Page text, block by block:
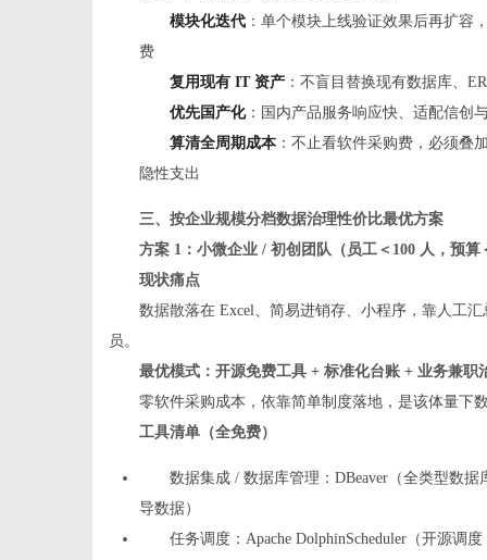
模块化迭代 ：单个模块上线验证效果后再扩容
费
复用现有 IT 资产 ：不盲目替换现有数据库、
优先国产化：国内产品服务响应快、适配信创
算清全周期成本 ：不止看软件采购费，必须叠
隐性支出
三、按企业规模分档数据治理性价比最优方案
方案 1：小微企业 / 初创团队（员工＜100 人，预
现状痛点
数据散落在 Excel、简易进销存、小程序，靠人工
员。
最优模式：开源免费工具 + 标准化台账 + 业务兼职
零软件采购成本，依靠简单制度落地，是该体量下
工具清单（全免费）
数据集成 / 数据库管理：DBeaver（全类型数
导数据）
任务调度：Apache DolphinScheduler（开源调